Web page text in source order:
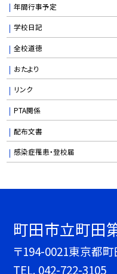
年間行事予定
学校日記
全校道徳
おたより
リンク
PTA関係
配布文書
感染症罹患・登校届
町田市立町田
〒194-0021東京都
TEL. 042-722-3105